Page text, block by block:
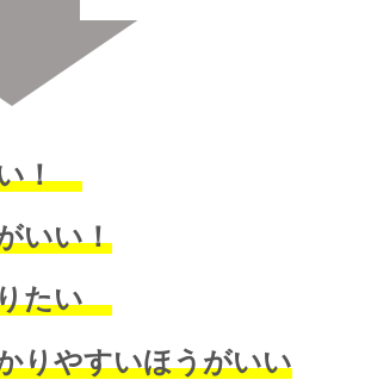
い！
いい！
りたい
りやすいほうがいい